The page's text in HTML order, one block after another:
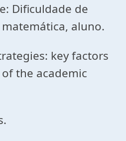
Dificuldade de
aluno.
key factors
the academic